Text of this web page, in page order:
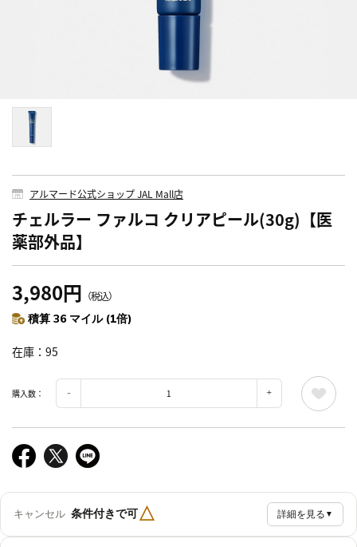
アルマード公式ショップ JAL Mall店
チェルラー ファルコ クリアピール(30g)【医
薬部外品】
3,980円 （税込）
積算 36 マイル (1倍)
在庫 95
購入数：
キャンセル 条件付きで可△ 詳細を見る ▼